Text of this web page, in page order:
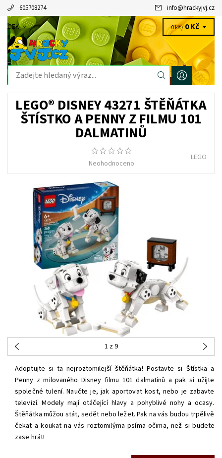
605708274 info@hrackyjvj.cz
CZK 0 ks /0 Kč
LEGO® DISNEY 43271 ŠTĚŇÁTKA
ŠTÍSTKO A PENNY Z FILMU 101
DALMATINŮ
Neohodnoceno
LEGO
1 z 9
Adoptujte si ta nejroztomilejší štěňátka! Postavte si Štístka a
Penny z milovaného Disney filmu 101 dalmatinů a pak si užijte
společné tulení. Naučte je, jak aportovat kost, nebo je zabavte
televizí. Modely mají otáčející hlavy a pohyblivé nohy a ocasy.
Štěňátka můžou stát, sedět nebo ležet. Pak na vás budou trpělivě
čekat a koukat na vás roztomilýma psíma očima, než si budete
zase hrát!